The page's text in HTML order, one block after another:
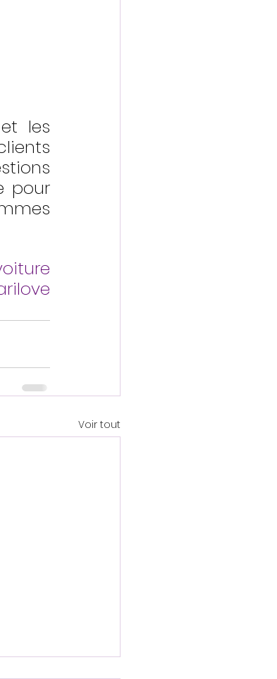
les
pour
Voir tout